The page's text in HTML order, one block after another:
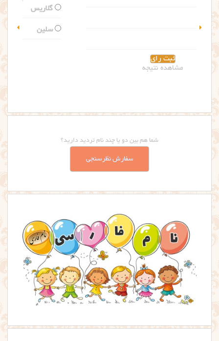
شما هم بین دو یا چند نام تردید دارید؟
سفارش نظرسنجی